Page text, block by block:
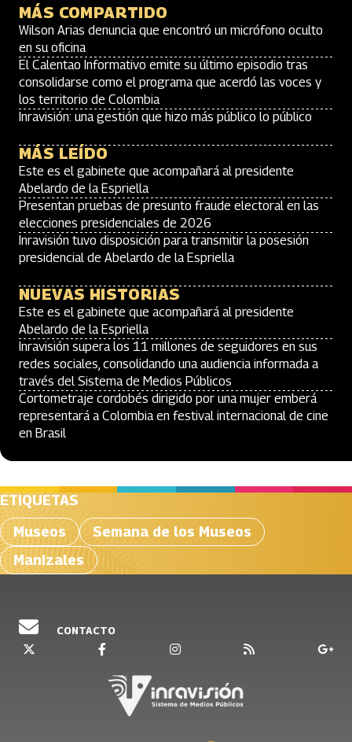
MÁS COMPARTIDO
Wilson Arias denuncia que encontró un micrófono oculto
en su oficina
El Calentao Informativo emite su último episodio tras
consolidarse como el programa que acerdó las voces y
los territorio de Colombia
Inravisión: una gestión que hizo más público lo público
MÁS LEÍDO
Este es el gabinete que acompañará al presidente
Abelardo de la Espriella
Presentan pruebas de presunto fraude electoral en las
elecciones presidenciales de 2026
Inravisión tuvo disposición para transmitir la posesión
presidencial de Abelardo de la Espriella
NUEVAS HISTORIAS
Este es el gabinete que acompañará al presidente
Abelardo de la Espriella
Inravisión supera los 11 millones de seguidores en sus
redes sociales, consolidando una audiencia informada a
través del Sistema de Medios Públicos
Cortometraje cordobés dirigido por una mujer emberá
representará a Colombia en festival internacional de cine
en Brasil
ETIQUETAS
Museos
Semana de los Museos
Manizales
CONTACTO